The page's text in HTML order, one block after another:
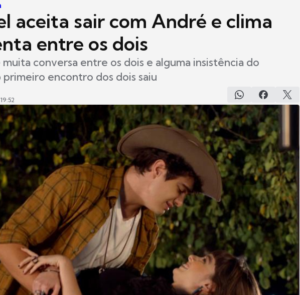
aceita sair com André e clima
entre os dois
conversa entre os dois e alguma insistência do
primeiro encontro dos dois saiu